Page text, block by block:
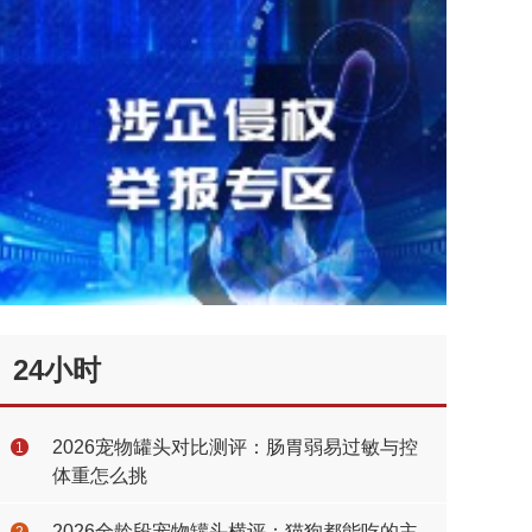
24小时
1
2026宠物罐头对比测评：肠胃弱易过敏与控
体重怎么挑